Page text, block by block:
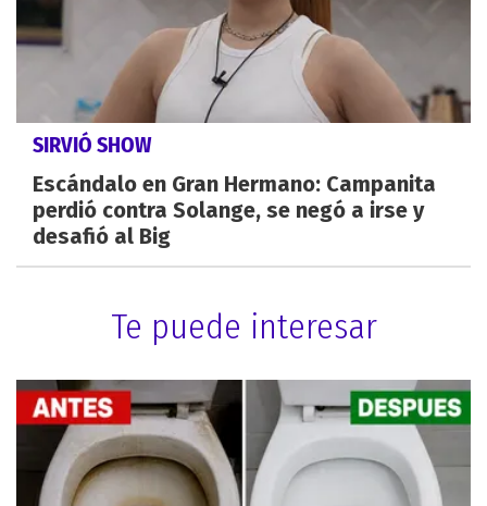
SIRVIÓ SHOW
Escándalo en Gran Hermano: Campanita
perdió contra Solange, se negó a irse y
desafió al Big
Te puede interesar